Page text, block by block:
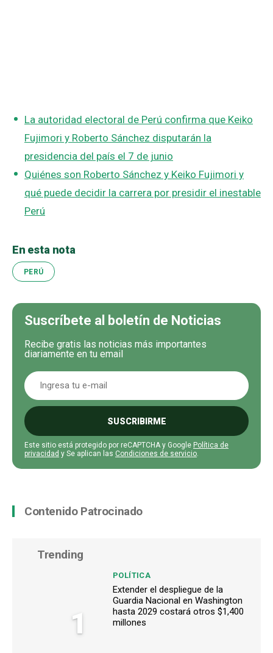
La autoridad electoral de Perú confirma que Keiko
Fujimori y Roberto Sánchez disputarán la
presidencia del país el 7 de junio
Quiénes son Roberto Sánchez y Keiko Fujimori y
qué puede decidir la carrera por presidir el inestable
Perú
En esta nota
PERÚ
Suscríbete al boletín de Noticias
Recibe gratis las noticias más importantes
diariamente en tu email
SUSCRIBIRME
Este sitio está protegido por reCAPTCHA y Google Política de
privacidad y Se aplican las Condiciones de servicio.
Contenido Patrocinado
Trending
1
POLÍTICA
Extender el despliegue de la
Guardia Nacional en Washington
hasta 2029 costará otros $1,400
millones